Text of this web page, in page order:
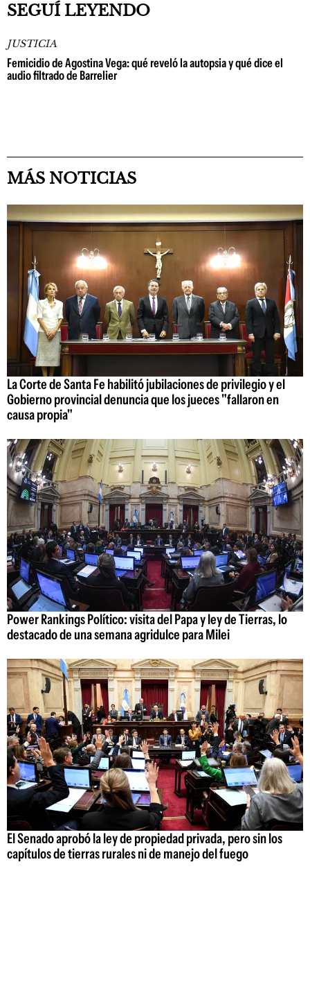
SEGUÍ LEYENDO
JUSTICIA
Femicidio de Agostina Vega: qué reveló la autopsia y qué dice el
audio filtrado de Barrelier
MÁS NOTICIAS
La Corte de Santa Fe habilitó jubilaciones de privilegio y el
Gobierno provincial denuncia que los jueces "fallaron en
causa propia"
Power Rankings Político: visita del Papa y ley de Tierras, lo
destacado de una semana agridulce para Milei
El Senado aprobó la ley de propiedad privada, pero sin los
capítulos de tierras rurales ni de manejo del fuego